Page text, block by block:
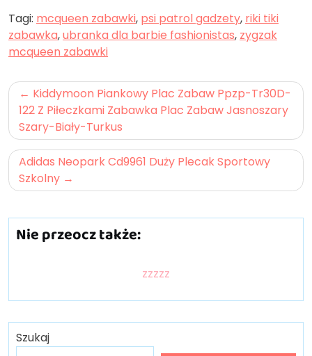
Tagi: mcqueen zabawki, psi patrol gadzety, riki tiki
zabawka,ubranka dla barbie fashionistas, zygzak
mcqueen zabawki
Nawigacja
wpisu
Kiddymoon Piankowy Plac Zabaw Ppzp-Tr30D-
122 Z Piłeczkami Zabawka Plac Zabaw Jasnoszary
Szary-Biały-Turkus
Adidas Neopark Cd9961 Duży Plecak Sportowy
Szkolny
Nie przeocz także:
zzzzz
Szukaj